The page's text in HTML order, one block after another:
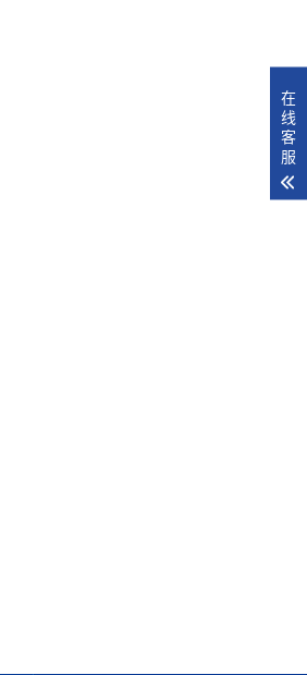
在
线
客
服